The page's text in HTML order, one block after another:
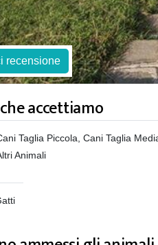
recensione
accettiamo
Taglia Piccola, Cani Taglia
Animali